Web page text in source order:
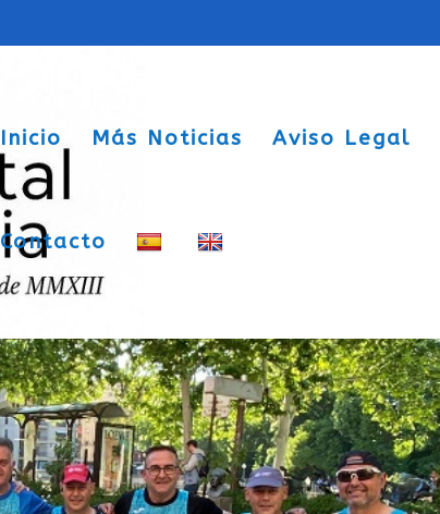
Inicio Más Noticias Aviso Legal
Contacto